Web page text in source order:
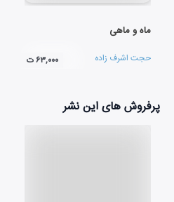
ماه و ماهی
حجت اشرف زاده ۶۳,۰۰۰ ت
پرفروش های این نشر